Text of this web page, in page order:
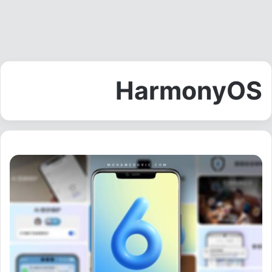
HarmonyOS